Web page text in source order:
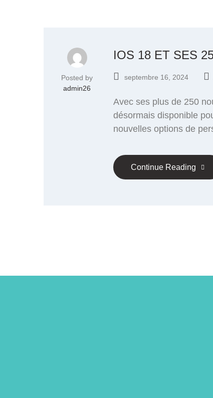
Posted by
admin26
IOS 18 ET SES
septembre 16, 2024
Avec ses plus de 250
désormais disponible
nouvelles options de
Continue Reading